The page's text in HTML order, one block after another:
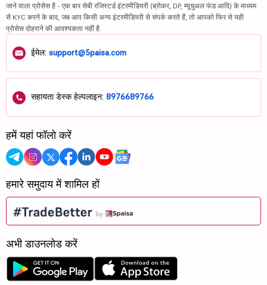
जाने वाला प्रोसेस है - एक बार सेबी रजिस्टर्ड इंटरमीडियरी (ब्रोकर, DP, म्यूचुअल फंड आदि) के माध्यम
से KYC करने के बाद, जब आप किसी अन्य इंटरमीडियरी से संपर्क करते हैं, तो आपको फिर से यही
प्रोसेस दोहराने की आवश्यकता नहीं है.
ईमेल: support@5paisa.com
सहायता डेस्क हेल्पलाइन: 8976689766
हमें यहां फॉलो करें
हमारे समुदाय में शामिल हों
अभी डाउनलोड करें